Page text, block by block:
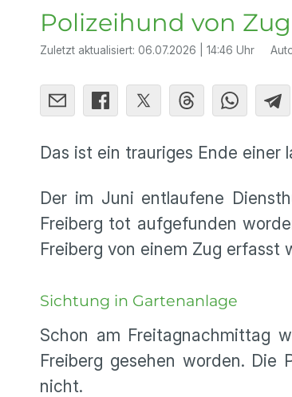
Polizeihund von
Zuletzt aktualisiert: 06.07.2026 | 14:46 Uhr
Das ist ein trauriges Ende einer
Der im Juni entlaufene
Freiberg tot aufgefunden
Freiberg von einem Zug erfasst
Sichtung in Gartenanlage
Schon am Freitagnachmittag
Freiberg gesehen worden. Die
nicht.